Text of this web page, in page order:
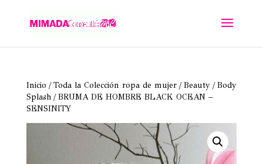
Inicio /Toda la Colección ropa de mujer/Beauty/Body
Splash/ BRUMA DE HOMBRE BLACK OCEAN –
SENSINITY